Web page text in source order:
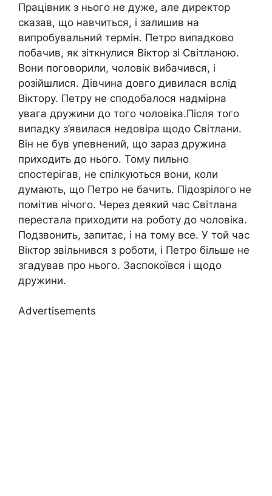
Працівник з нього не дуже, але директор
сказав, що навчиться, і залишив на
випробувальний термін. Петро випадково
побачив, як зіткнулися Віктор зі Світланою.
Вони поговорили, чоловік вибачився, і
розійшлися. Дівчина довго дивилася вслід
Віктору. Петру не сподобалося надмірна
увага дружини до того чоловіка.Після того
випадку з’явилася недовіра щодо Світлани.
Він не був упевнений, що зараз дружина
приходить до нього. Тому пильно
спостерігав, не спілкуються вони, коли
думають, що Петро не бачить. Підозрілого не
помітив нічого. Через деякий час Світлана
перестала приходити на роботу до чоловіка.
Подзвонить, запитає, і на тому все. У той час
Віктор звільнився з роботи, і Петро більше не
згадував про нього. Заспокоївся і щодо
дружини.
Advertisements